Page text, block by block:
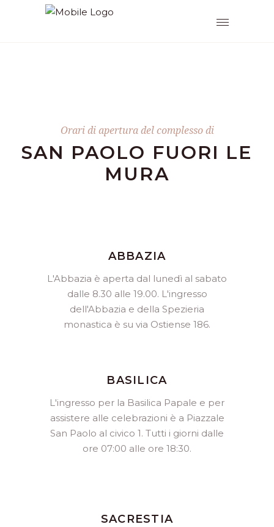
Orari di apertura del complesso di
SAN PAOLO FUORI LE
MURA
ABBAZIA
L'Abbazia è aperta dal lunedì al sabato
dalle 8.30 alle 19.00. L'ingresso
dell'Abbazia e della Spezieria
monastica è su via Ostiense 186.
BASILICA
L'ingresso per la Basilica Papale e per
assistere alle celebrazioni è a Piazzale
San Paolo al civico 1. Tutti i giorni dalle
ore 07:00 alle ore 18:30.
SACRESTIA